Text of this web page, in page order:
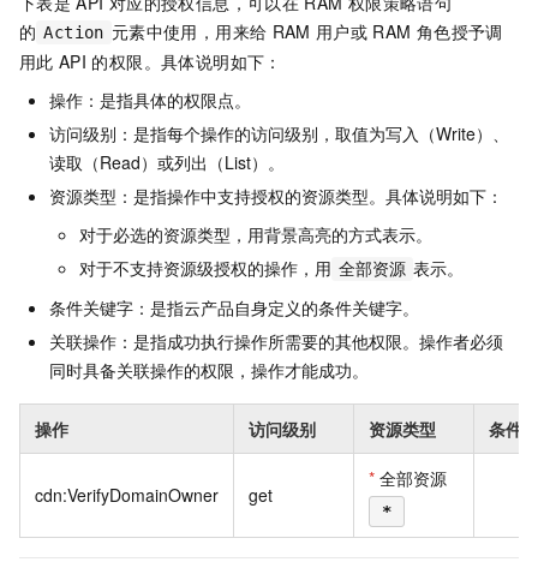
的 Action 元素中使用，用来给 RAM 用户或 RAM 角色授予调
用此 API 的权限。具体说明如下：
操作：是指具体的权限点。
访问级别：是指每个操作的访问级别，取值为写入（Write）、
读取（Read）或列出（List）。
资源类型：是指操作中支持授权的资源类型。具体说明如下：
对于必选的资源类型，用背景高亮的方式表示。
对于不支持资源级授权的操作，用 全部资源 表示。
条件关键字：是指云产品自身定义的条件关键字。
关联操作：是指成功执行操作所需要的其他权限。操作者必须
同时具备关联操作的权限，操作才能成功。
操作 访问级别 资源类型 条件
cdn:VerifyDomainOwner get
* 全部资源
*